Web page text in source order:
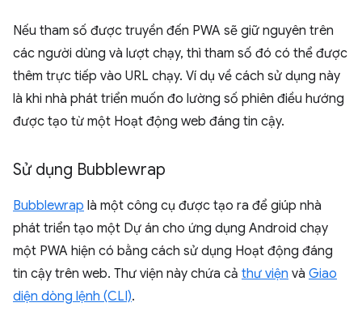
Nếu tham số được truyền đến PWA sẽ giữ nguyên trên
các người dùng và lượt chạy, thì tham số đó có thể được
thêm trực tiếp vào URL chạy. Ví dụ về cách sử dụng này
là khi nhà phát triển muốn đo lường số phiên điều hướng
được tạo từ một Hoạt động web đáng tin cậy.
Sử dụng Bubblewrap
Bubblewrap là một công cụ được tạo ra để giúp nhà
phát triển tạo một Dự án cho ứng dụng Android chạy
một PWA hiện có bằng cách sử dụng Hoạt động đáng
tin cậy trên web. Thư viện này chứa cả thư viện và Giao
diện dòng lệnh (CLI).